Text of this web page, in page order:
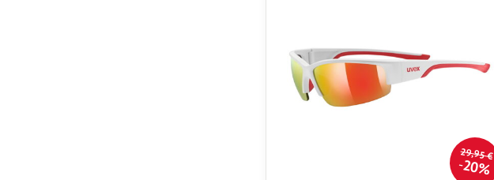
29,95 €
20%